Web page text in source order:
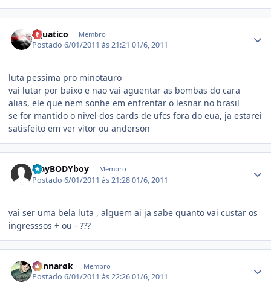
aquatico Membro
Postado6/01/2011 às 21:2101/6, 2011
luta pessima pro minotauro
vai lutar por baixo e nao vai aguentar as bombas do cara
alias, ele que nem sonhe em enfrentar o lesnar no brasil
se for mantido o nivel dos cards de ufcs fora do eua, ja estarei
satisfeito em ver vitor ou anderson
PlayBODYboy Membro
Postado6/01/2011 às 21:2801/6, 2011
vai ser uma bela luta , alguem ai ja sabe quanto vai custar os
ingresssos + ou - ???
Ðannarøk Membro
Postado6/01/2011 às 22:2601/6, 2011